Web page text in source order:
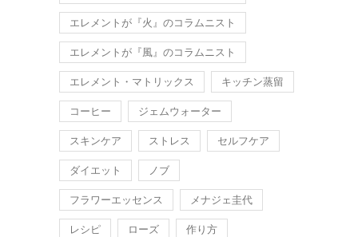
エレメントが『火』のコラムニスト
エレメントが『風』のコラムニスト
エレメント・マトリックス キッチン蒸留
コーヒー ジェムウォーター
スキンケア ストレス セルフケア
ダイエット ノブ
フラワーエッセンス メナジェ圭代
レシピ ローズ 作り方